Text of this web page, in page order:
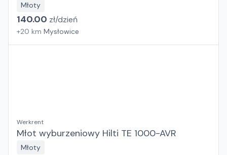
Młoty
140.00 zł/dzień
+20 km Mysłowice
Werkrent
Młot wyburzeniowy Hilti TE 1000-AVR
Młoty